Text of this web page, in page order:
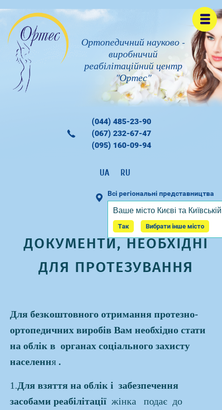
Ортопедичний науково -
виробничий
реабілітаційний центр
"Ортес"
(044) 485-23-90
(067) 232-67-47
(095) 160-09-94
RU
UA
Ваше місто Києві та
Так Вибрати інше місто
Всі регіональні представництва
ДОКУМЕНТИ, НЕОБХІДНІ
ДЛЯ ПРОТЕЗУВАННЯ
Для безкоштовного отримання протезно-
ортопедичних виробів Вам необхідно стати
на облік в органах соціального захисту
населення .
1.Для взяття на облік і забезпечення
засобами реабілітації жінка подає до